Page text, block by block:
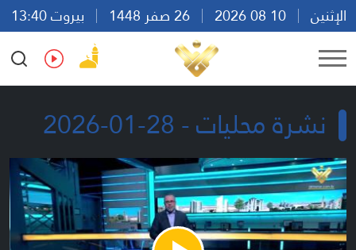
الإثنين
بيروت 13:40
Ar
En Fr Es
نشرة محليات - 28-01-2026